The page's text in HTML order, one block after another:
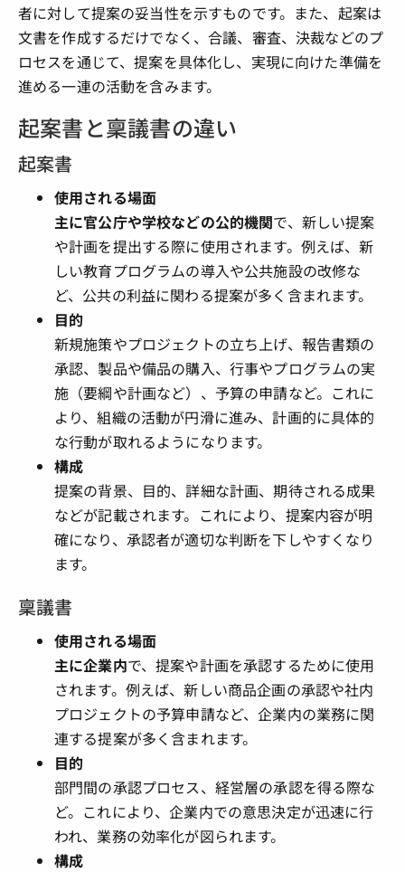
者に対して提案の妥当性を示すものです。また、起案は
文書を作成するだけでなく、合議、審査、決裁などのプ
ロセスを通じて、提案を具体化し、実現に向けた準備を
進める一連の活動を含みます。
起案書と稟議書の違い
起案書
使用される場面
主に官公庁や学校などの公的機関で、新しい提案
や計画を提出する際に使用されます。例えば、新
しい教育プログラムの導入や公共施設の改修な
ど、公共の利益に関わる提案が多く含まれます。
目的
新規施策やプロジェクトの立ち上げ、報告書類の
承認、製品や備品の購入、行事やプログラムの実
施（要綱や計画など）、予算の申請など。これに
より、組織の活動が円滑に進み、計画的に具体的
な行動が取れるようになります。
構成
提案の背景、目的、詳細な計画、期待される成果
などが記載されます。これにより、提案内容が明
確になり、承認者が適切な判断を下しやすくなり
ます。
稟議書
使用される場面
主に企業内で、提案や計画を承認するために使用
されます。例えば、新しい商品企画の承認や社内
プロジェクトの予算申請など、企業内の業務に関
連する提案が多く含まれます。
目的
部門間の承認プロセス、経営層の承認を得る際な
ど。これにより、企業内での意思決定が迅速に行
われ、業務の効率化が図られます。
構成